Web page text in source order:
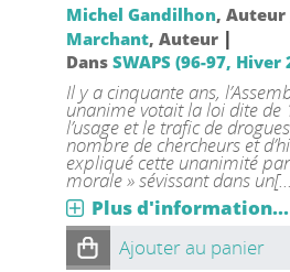
Michel Gandilhon, Auteur
Marchant, Auteur |
Dans SWAPS (96-97, Hiver
Il y a cinquante ans,
unanime votait la loi dite de
l’usage et le trafic de
nombre de chercheurs et
expliqué cette unanimité
morale » sévissant dans
Plus d'information...
Ajouter au panier